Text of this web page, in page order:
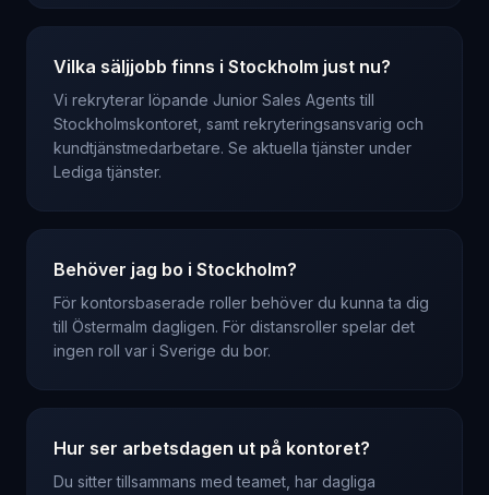
Vilka säljjobb finns i Stockholm just nu?
Vi rekryterar löpande Junior Sales Agents till
Stockholmskontoret, samt rekryteringsansvarig och
kundtjänstmedarbetare. Se aktuella tjänster under
Lediga tjänster.
Behöver jag bo i Stockholm?
För kontorsbaserade roller behöver du kunna ta dig
till Östermalm dagligen. För distansroller spelar det
ingen roll var i Sverige du bor.
Hur ser arbetsdagen ut på kontoret?
Du sitter tillsammans med teamet, har dagliga